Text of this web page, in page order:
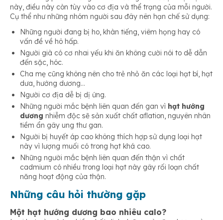
này, điều này còn tùy vào cơ địa và thể trạng của mỗi người.
Cụ thể như những nhóm người sau đây nên hạn chế sử dụng:
Những người đang bị ho, khàn tiếng, viêm họng hay có
vấn đề về hô hấp.
Người già có cơ nhai yếu khi ăn không cười nói to dễ dẫn
đến sặc, hóc.
Cha mẹ cũng không nên cho trẻ nhỏ ăn các loại hạt bí, hạt
dưa, hướng dương…
Người cơ địa dễ bị dị ứng.
Những người mắc bệnh liên quan đến gan vì hạt hướng
dương nhiễm độc sẽ sản xuất chất aflation, nguyên nhân
tiềm ẩn gây ung thư gan.
Người bị huyết áp cao không thích hợp sử dụng loại hạt
này vì lượng muối có trong hạt khá cao.
Những người mắc bệnh liên quan đến thận vì chất
cadmium có nhiều trong loại hạt này gây rối loạn chất
năng hoạt động của thận.
Những câu hỏi thường gặp
Một hạt hướng dương bao nhiêu calo?